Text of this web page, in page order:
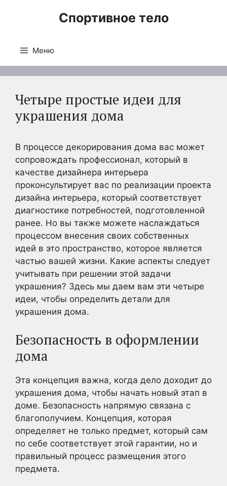
Спортивное тело
Меню
Четыре простые идеи для
украшения дома
В процессе декорирования дома вас может
сопровождать профессионал, который в
качестве дизайнера интерьера
проконсультирует вас по реализации проекта
дизайна интерьера, который соответствует
диагностике потребностей, подготовленной
ранее. Но вы также можете наслаждаться
процессом внесения своих собственных
идей в это пространство, которое является
частью вашей жизни. Какие аспекты следует
учитывать при решении этой задачи
украшения? Здесь мы даем вам эти четыре
идеи, чтобы определить детали для
украшения дома.
Безопасность в оформлении
дома
Эта концепция важна, когда дело доходит до
украшения дома, чтобы начать новый этап в
доме. Безопасность напрямую связана с
благополучием. Концепция, которая
определяет не только предмет, который сам
по себе соответствует этой гарантии, но и
правильный процесс размещения этого
предмета.